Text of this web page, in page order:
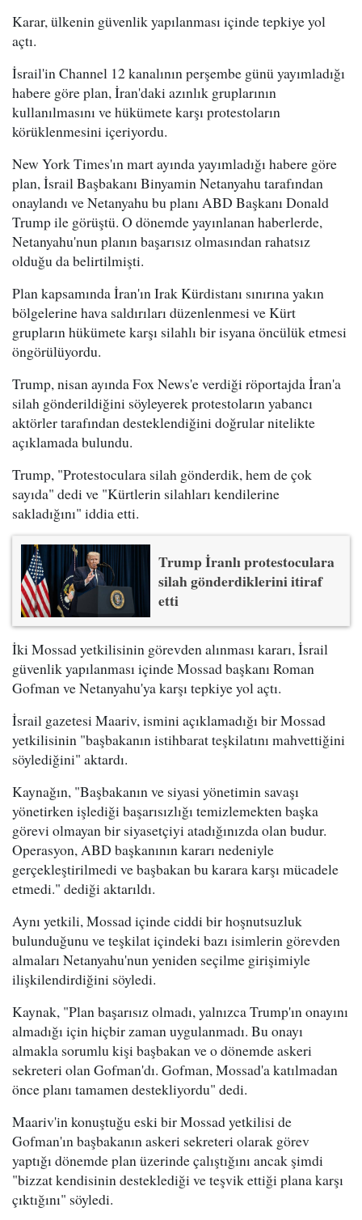
Karar, ülkenin güvenlik yapılanması içinde tepkiye yol
açtı.
İsrail'in Channel 12 kanalının perşembe günü yayımladığı
habere göre plan, İran'daki azınlık gruplarının
kullanılmasını ve hükümete karşı protestoların
körüklenmesini içeriyordu.
New York Times'ın mart ayında yayımladığı habere göre
plan, İsrail Başbakanı Binyamin Netanyahu tarafından
onaylandı ve Netanyahu bu planı ABD Başkanı Donald
Trump ile görüştü. O dönemde yayınlanan haberlerde,
Netanyahu'nun planın başarısız olmasından rahatsız
olduğu da belirtilmişti.
Plan kapsamında İran'ın Irak Kürdistanı sınırına yakın
bölgelerine hava saldırıları düzenlenmesi ve Kürt
grupların hükümete karşı silahlı bir isyana öncülük etmesi
öngörülüyordu.
Trump, nisan ayında Fox News'e verdiği röportajda İran'a
silah gönderildiğini söyleyerek protestoların yabancı
aktörler tarafından desteklendiğini doğrular nitelikte
açıklamada bulundu.
Trump, "Protestoculara silah gönderdik, hem de çok
sayıda" dedi ve "Kürtlerin silahları kendilerine
sakladığını" iddia etti.
Trump İranlı protestoculara
silah gönderdiklerini itiraf
etti
İki Mossad yetkilisinin görevden alınması kararı, İsrail
güvenlik yapılanması içinde Mossad başkanı Roman
Gofman ve Netanyahu'ya karşı tepkiye yol açtı.
İsrail gazetesi Maariv, ismini açıklamadığı bir Mossad
yetkilisinin "başbakanın istihbarat teşkilatını mahvettiğini
söylediğini" aktardı.
Kaynağın, "Başbakanın ve siyasi yönetimin savaşı
yönetirken işlediği başarısızlığı temizlemekten başka
görevi olmayan bir siyasetçiyi atadığınızda olan budur.
Operasyon, ABD başkanının kararı nedeniyle
gerçekleştirilmedi ve başbakan bu karara karşı mücadele
etmedi." dediği aktarıldı.
Aynı yetkili, Mossad içinde ciddi bir hoşnutsuzluk
bulunduğunu ve teşkilat içindeki bazı isimlerin görevden
almaları Netanyahu'nun yeniden seçilme girişimiyle
ilişkilendirdiğini söyledi.
Kaynak, "Plan başarısız olmadı, yalnızca Trump'ın onayını
almadığı için hiçbir zaman uygulanmadı. Bu onayı
almakla sorumlu kişi başbakan ve o dönemde askeri
sekreteri olan Gofman'dı. Gofman, Mossad'a katılmadan
önce planı tamamen destekliyordu" dedi.
Maariv'in konuştuğu eski bir Mossad yetkilisi de
Gofman'ın başbakanın askeri sekreteri olarak görev
yaptığı dönemde plan üzerinde çalıştığını ancak şimdi
"bizzat kendisinin desteklediği ve teşvik ettiği plana karşı
çıktığını" söyledi.